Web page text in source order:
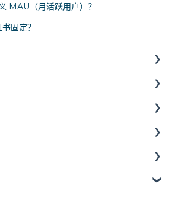
MAU（月活跃用户）？
固定？
访问控制